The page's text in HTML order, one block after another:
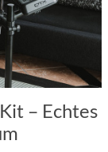
– Echtes